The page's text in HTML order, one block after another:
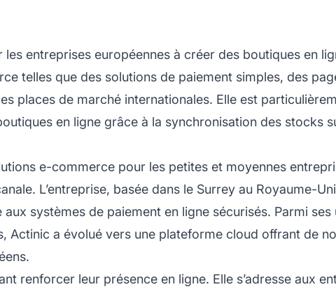
entreprises européennes à créer des boutiques en
telles que des solutions de paiement simples, des
places de marché internationales. Elle est
en ligne grâce à la synchronisation des stocks
e-commerce pour les petites et moyennes
L’entreprise, basée dans le Surrey au Royaume-
systèmes de paiement en ligne sécurisés. Parmi
Actinic a évolué vers une plateforme cloud offrant de
renforcer leur présence en ligne. Elle s’adresse aux